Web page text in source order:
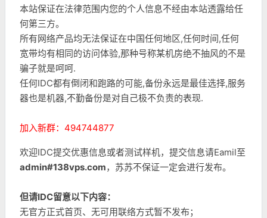
本站保证在法律范围内您的个人信息不经由本站透露给任
何第三方。
所有网络产品均无法保证在中国任何地区,任何时间,任何
宽带均有相同的访问体验,那种号称某机房绝不抽风的不是
骗子就是呵呵.
任何IDC都有倒闭和跑路的可能,备份永远是最佳选择,服务
器也是机器,不勤备份是对自己极不负责的表现.
加入新群：494744877
欢迎IDC提交优惠信息或者测试样机，提交信息请Eamil至
admin#138vps.com，苏苏不保证一定会进行发布。
但请IDC留意以下内容：
无官方正式首页、无可用联络方式暂不发布；